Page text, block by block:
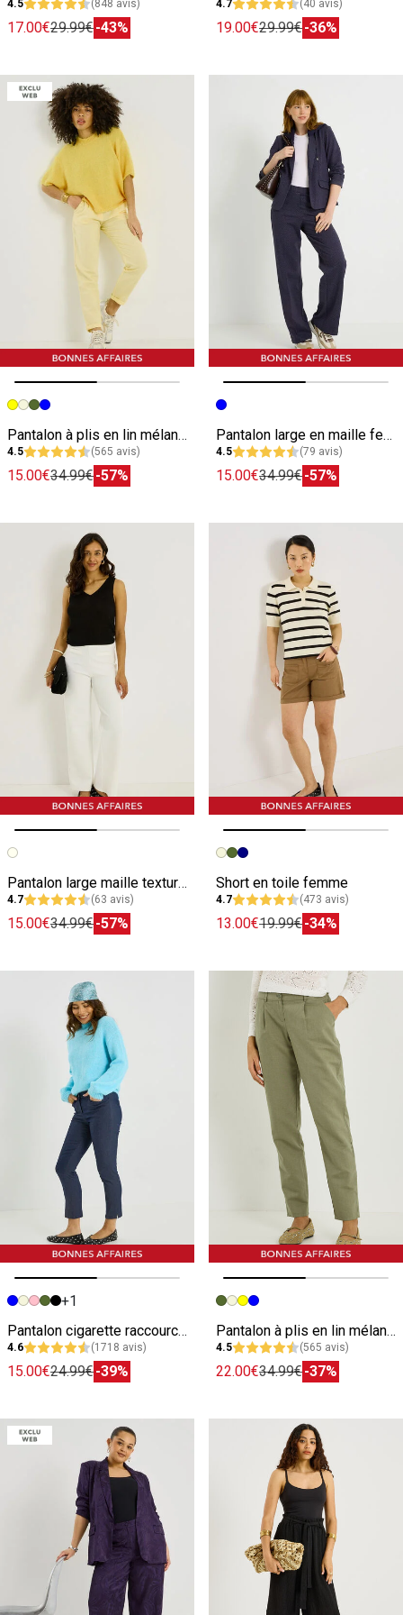
4.5 (848 avis)
17.00€29.99€-43%
4.7 (40 avis)
19.00€29.99€-36%
Image précédente
Image suivante
Pantalon à plis en lin mélangé femme
4.5 (565 avis)
15.00€34.99€-57%
Image précédente
Image suivante
Pantalon large en maille femme
4.5 (79 avis)
15.00€34.99€-57%
Image précédente
Image suivante
Pantalon large maille texturée femme
4.7 (63 avis)
15.00€34.99€-57%
Image précédente
Image suivante
Short en toile femme
4.7 (473 avis)
13.00€19.99€-34%
Image précédente
Image suivante
+1
Pantalon cigarette raccourci femme
4.6 (1718 avis)
15.00€24.99€-39%
Image précédente
Image suivante
Pantalon à plis en lin mélangé femme
4.5 (565 avis)
22.00€34.99€-37%